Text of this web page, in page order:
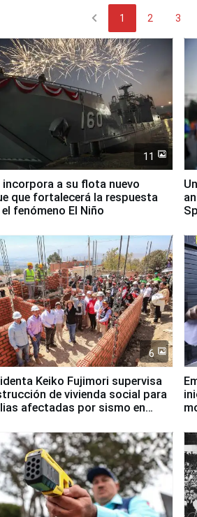
chevron_left 1 2 3
11
incorpora a su flota nuevo
que fortalecerá la respuesta
fenómeno El Niño
6
Keiko Fujimori supervisa
de vivienda social para
afectadas por sismo en